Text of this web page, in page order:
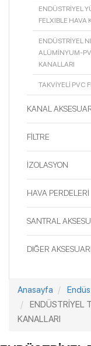
ENDÜSTRİYEL
FELXIBLE HAVA
ENDÜSTRİYEL
ALÜMİNYUM-
KANALLARI
TAKVİYELİ PVC
KANAL
FİLTRE
İZOLASYON
HAVA PERDELERİ
SANTRAL
DIĞER
Anasayfa
ENDÜSTRİYEL
KANALLARI